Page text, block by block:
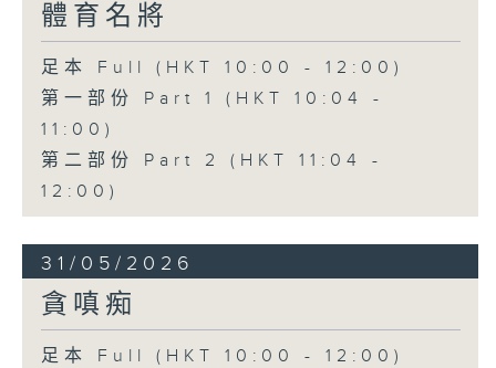
體育名將
足本 Full (HKT 10:00 - 12:00)
第一部份 Part 1 (HKT 10:04 -
11:00)
第二部份 Part 2 (HKT 11:04 -
12:00)
31/05/2026
貪嗔痴
足本 Full (HKT 10:00 - 12:00)